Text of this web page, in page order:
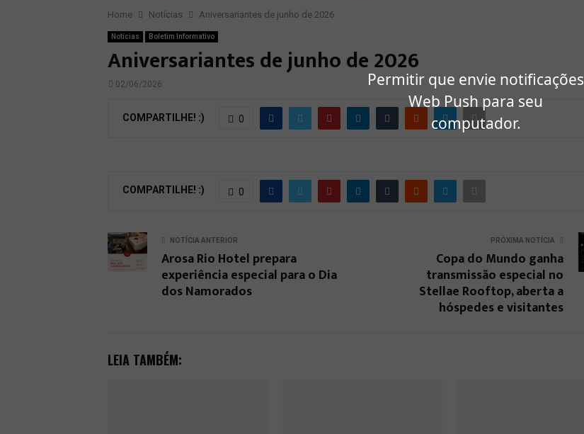
Permitir que envie notificações
Web Push para seu
computador.
Home Notícias Aniversariantes de junho de 2026
Notícias Boletim Informativo
Aniversariantes de junho de 2026
02/06/2026
COMPARTILHE! :) 0
COMPARTILHE! :) 0
NOTÍCIA ANTERIOR
Arosa Rio Hotel prepara
experiência especial para o Dia
dos Namorados
PRÓXIMA NOTÍCIA
Copa do Mundo ganha
transmissão especial no
Stellae Rooftop, aberta a
hóspedes e visitantes
LEIA TAMBÉM: